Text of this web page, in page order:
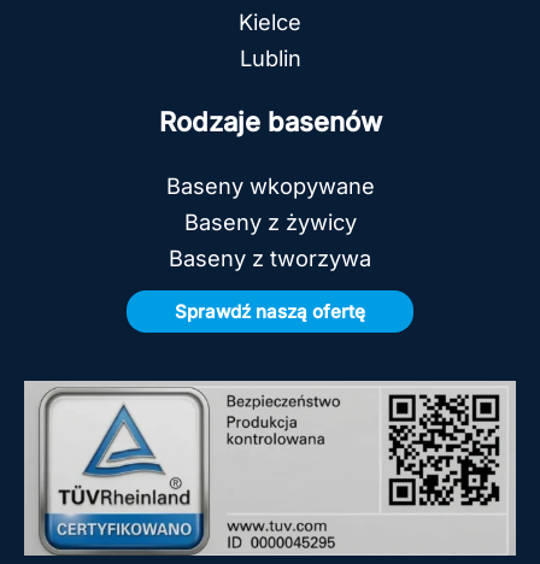
Kielce
Lublin
Rodzaje basenów
Baseny wkopywane
Baseny z żywicy
Baseny z tworzywa
Sprawdź naszą ofertę